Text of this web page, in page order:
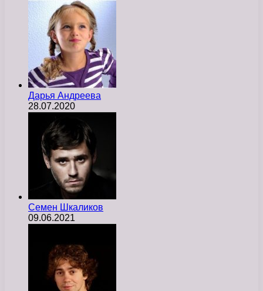
Дарья Андреева
28.07.2020
Семен Шкаликов
09.06.2021